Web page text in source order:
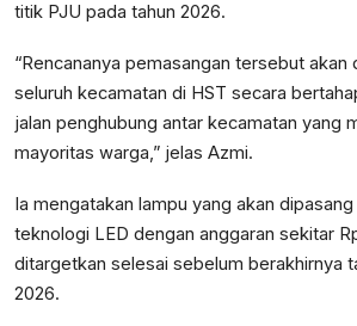
titik PJU pada tahun 2026.
“Rencananya pemasangan tersebut akan
seluruh kecamatan di HST secara
jalan penghubung antar kecamatan yang
mayoritas warga,” jelas Azmi.
Ia mengatakan lampu yang akan
teknologi LED dengan anggaran sekitar
ditargetkan selesai sebelum berakhirnya
2026.